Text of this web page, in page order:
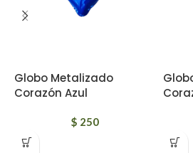
Globo Metalizado
Corazón Azul
$ 250